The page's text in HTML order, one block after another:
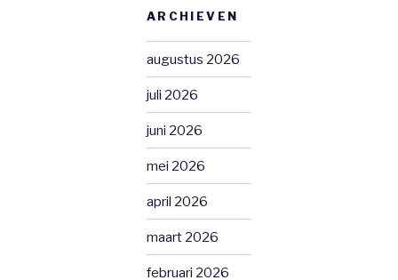
ARCHIEVEN
augustus 2026
juli 2026
juni 2026
mei 2026
april 2026
maart 2026
februari 2026